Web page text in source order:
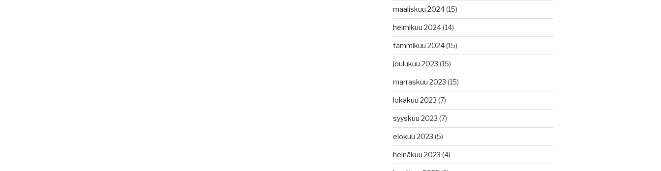
maaliskuu 2024(15)
helmikuu 2024(14)
tammikuu 2024(15)
joulukuu 2023 (15)
marraskuu 2023 (15)
lokakuu 2023 (7)
syyskuu 2023 (7)
elokuu 2023 (5)
heinäkuu 2023 (4)